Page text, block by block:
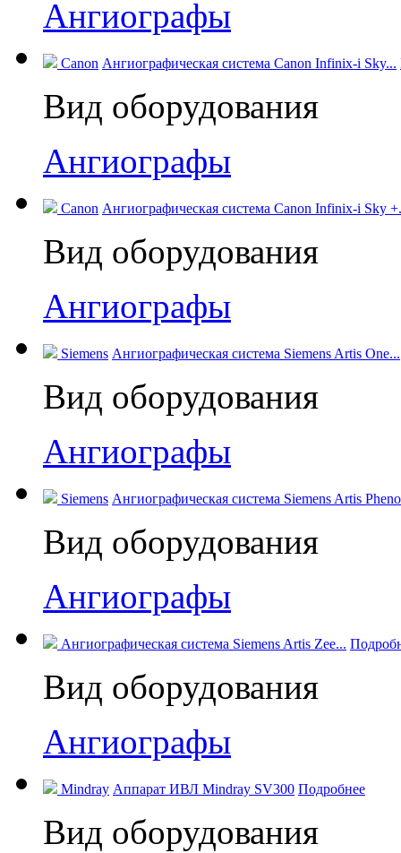
Ангиографы
Canon Ангиографическая система Canon Infinix-i Sky...
Вид оборудования
Ангиографы
Canon Ангиографическая система Canon Infinix-i Sky
Вид оборудования
Ангиографы
Siemens Ангиографическая система Siemens Artis One...
Вид оборудования
Ангиографы
Siemens Ангиографическая система Siemens Artis
Вид оборудования
Ангиографы
Ангиографическая система Siemens Artis Zee...
Вид оборудования
Ангиографы
Mindray Аппарат ИВЛ Mindray SV300 Подробнее
Вид оборудования